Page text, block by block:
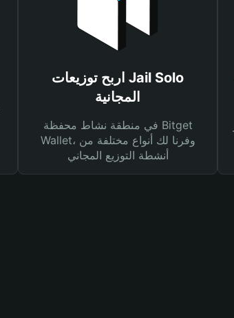
اربح توزيعات Jail Solo
المجانية
في منطقة نشاط محفظة Bitget
Wallet، وفرنا لك أنواع مختلفة من
أنشطة التوزيع المجاني